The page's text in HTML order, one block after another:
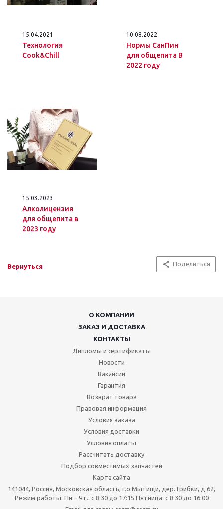
15.04.2021
Технология
Cook&Chill
10.08.2022
Нормы СанПин
для общепита В
2022 году
15.03.2023
Алколицензия
для общепита в
2023 году
Вернуться Поделиться
О КОМПАНИИ
ЗАКАЗ И ДОСТАВКА
КОНТАКТЫ
Дипломы и сертификаты
Новости
Вакансии
Гарантия
Возврат товара
Правовая информация
Условия заказа
Условия доставки
Условия оплаты
Рассчитать доставку
Подбор совместимых запчастей
Карта сайта
141044, Россия, Московская область, г.о.Мытищи, дер. Грибки, д 62,
Режим работы: Пн.– Чт.: с 8:30 до 17:15 Пятница: c 8:30 до 16:00